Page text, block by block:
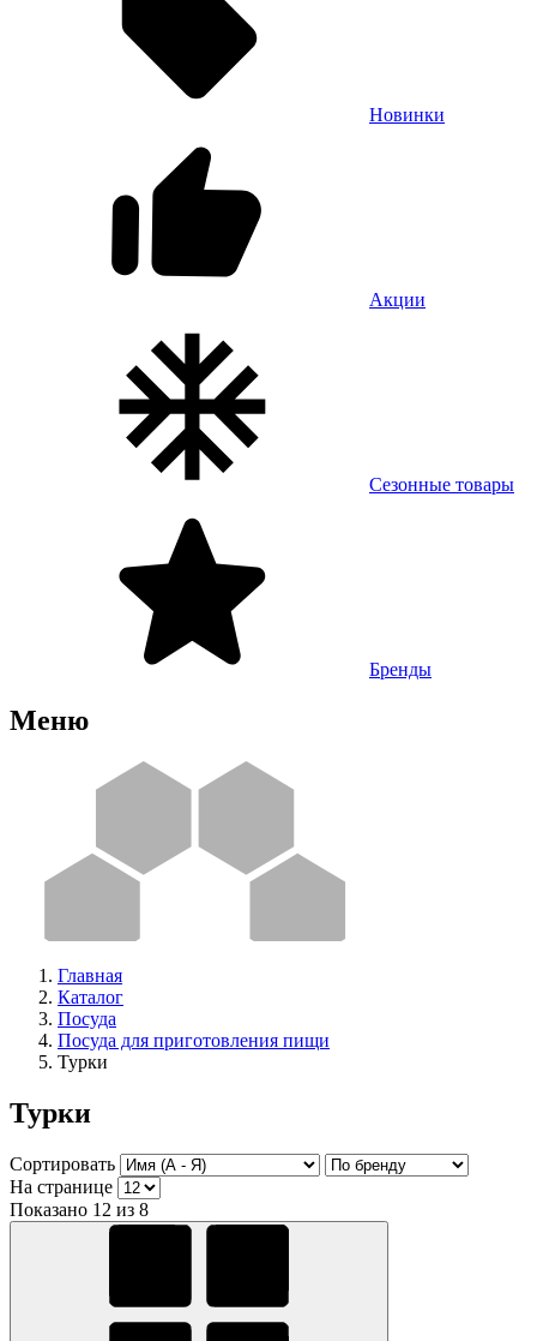
Новинки
Акции
Сезонные товары
Бренды
Меню
Главная
Каталог
Посуда
Посуда для приготовления пищи
Турки
Турки
Сортировать
На странице
Показано 12 из 8